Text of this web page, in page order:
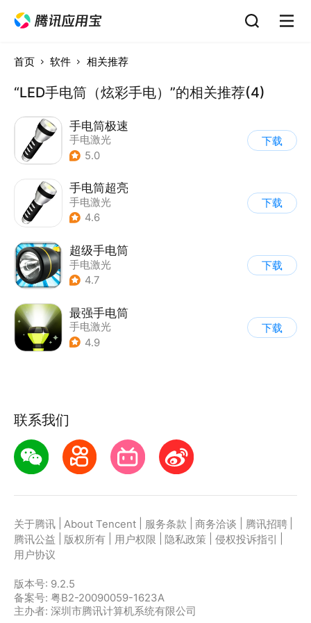
首页 软件 相关推荐
“LED手电筒（炫彩手电）”的相关推荐(4)
手电筒极速
手电激光
5.0
下载
手电筒超亮
手电激光
4.6
下载
超级手电筒
手电激光
4.7
下载
最强手电筒
手电激光
4.9
下载
联系我们
关于腾讯 About Tencent 服务条款 商务洽谈 腾讯招聘
腾讯公益
版权所有 用户权限 隐私政策 侵权投诉指引
用户协议
版本号: 9.2.5
备案号: 粤B2-20090059-1623A
主办者: 深圳市腾讯计算机系统有限公司